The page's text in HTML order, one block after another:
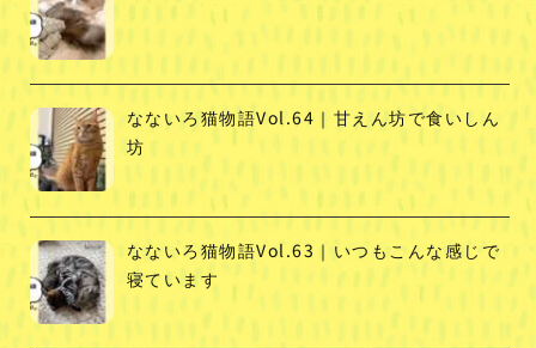
なないろ猫物語Vol.64｜甘えん坊で食いしん
坊
なないろ猫物語Vol.63｜いつもこんな感じで
寝ています